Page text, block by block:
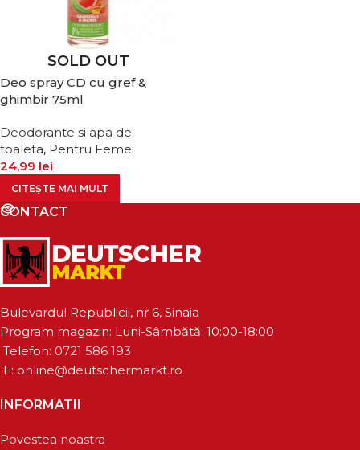
SOLD OUT
Deo spray CD cu gref &
ghimbir 75ml
Deodorante si apa de
toaleta, Pentru Femei
24,99 lei
CITEȘTE MAI MULT
CONTACT
Bulevardul Republicii, nr 6, Sinaia
Program magazin: Luni-Sâmbătă: 10:00-18:00
Telefon: 0721 586 193
E: online@deutschermarkt.ro
INFORMATII
Povestea noastra